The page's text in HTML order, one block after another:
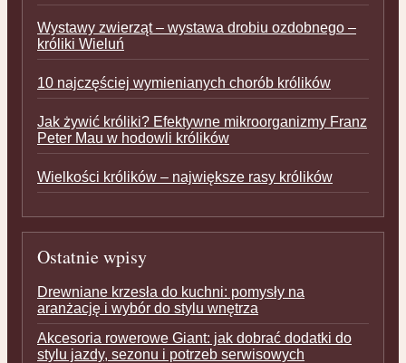
Wystawy zwierząt – wystawa drobiu ozdobnego –
króliki Wieluń
10 najczęściej wymienianych chorób królików
Jak żywić króliki? Efektywne mikroorganizmy Franz
Peter Mau w hodowli królików
Wielkości królików – największe rasy królików
Ostatnie wpisy
Drewniane krzesła do kuchni: pomysły na
aranżację i wybór do stylu wnętrza
Akcesoria rowerowe Giant: jak dobrać dodatki do
stylu jazdy, sezonu i potrzeb serwisowych